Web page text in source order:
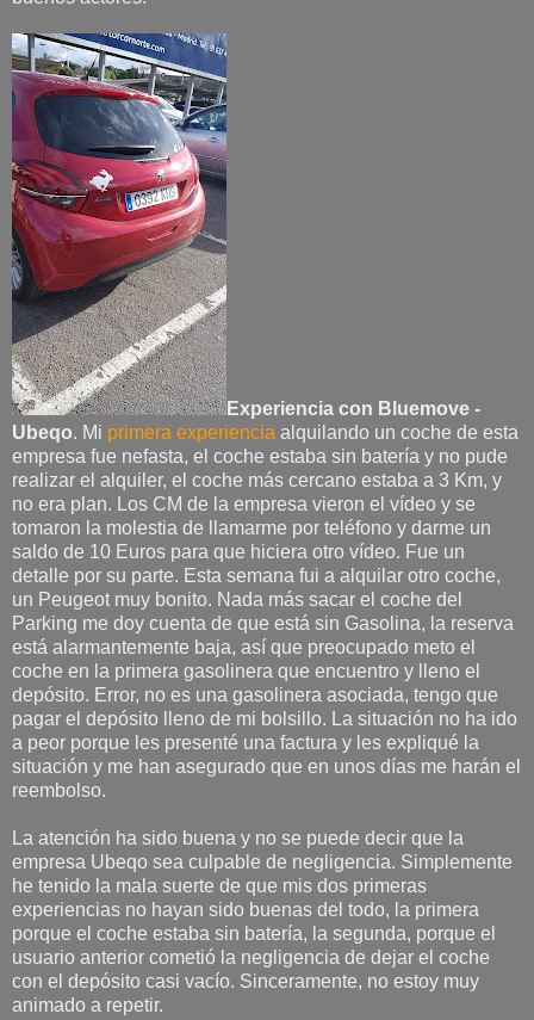
Experiencia con Bluemove -
Ubeqo. Mi primera experiencia alquilando un coche de esta
empresa fue nefasta, el coche estaba sin batería y no pude
realizar el alquiler, el coche más cercano estaba a 3 Km, y
no era plan. Los CM de la empresa vieron el vídeo y se
tomaron la molestia de llamarme por teléfono y darme un
saldo de 10 Euros para que hiciera otro vídeo. Fue un
detalle por su parte. Esta semana fui a alquilar otro coche,
un Peugeot muy bonito. Nada más sacar el coche del
Parking me doy cuenta de que está sin Gasolina, la reserva
está alarmantemente baja, así que preocupado meto el
coche en la primera gasolinera que encuentro y lleno el
depósito. Error, no es una gasolinera asociada, tengo que
pagar el depósito lleno de mi bolsillo. La situación no ha ido
a peor porque les presenté una factura y les expliqué la
situación y me han asegurado que en unos días me harán el
reembolso.
La atención ha sido buena y no se puede decir que la
empresa Ubeqo sea culpable de negligencia. Simplemente
he tenido la mala suerte de que mis dos primeras
experiencias no hayan sido buenas del todo, la primera
porque el coche estaba sin batería, la segunda, porque el
usuario anterior cometió la negligencia de dejar el coche
con el depósito casi vacío. Sinceramente, no estoy muy
animado a repetir.